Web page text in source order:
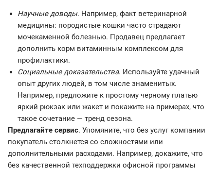
Научные доводы. Например, факт ветеринарной
медицины: породистые кошки часто страдают
мочекаменной болезнью. Продавец предлагает
дополнить корм витаминным комплексом для
профилактики.
Социальные доказательства. Используйте удачный
опыт других людей, в том числе знаменитых.
Например, предложите к простому черному платью
яркий рюкзак или жакет и покажите на примерах, что
такое сочетание — тренд сезона.
Предлагайте сервис. Упомяните, что без услуг компании
покупатель столкнется со сложностями или
дополнительными расходами. Например, докажите, что
без качественной техподдержки офисной программы